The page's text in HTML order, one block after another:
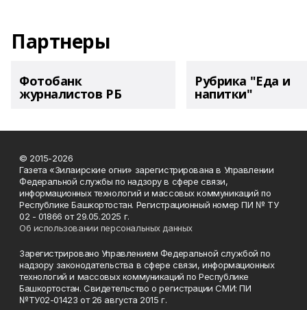
Партнеры
Фотобанк
журналистов РБ
Рубрика "Еда и
напитки"
© 2015-2026
Газета «Зилаирские огни» зарегистрирована в Управлении
Федеральной службы по надзору в сфере связи,
информационных технологий и массовых коммуникаций по
Республике Башкортостан. Регистрационный номер ПИ № ТУ
02 - 01866 от 29.05.2025 г.
Об использовании персональных данных
Зарегистрировано Управлением Федеральной службой по
надзору законодательства в сфере связи, информационных
технологий и массовых коммуникаций по Республике
Башкортостан. Свидетельство о регистрации СМИ: ПИ
№ТУ02-01423 от 26 августа 2015 г.